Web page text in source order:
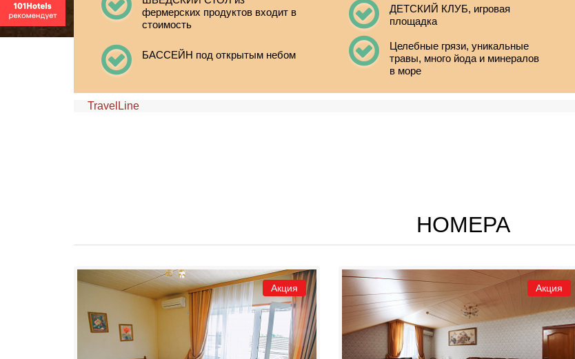
фермерских продуктов входит в
стоимость
ДЕТСКИЙ КЛУБ, игровая
площадка
БАССЕЙН под открытым небом
Целебные грязи, уникальные
травы, много йода и минералов
в море
TravelLine
НОМЕРА
Акция Акция